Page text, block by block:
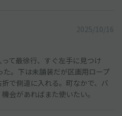
2025/10/16
て最徐行、すぐ左手に見つけ
。下は未舗装だが区画用ロープ
で側道に入れる。町なかで、バ
会があればまた使いたい。